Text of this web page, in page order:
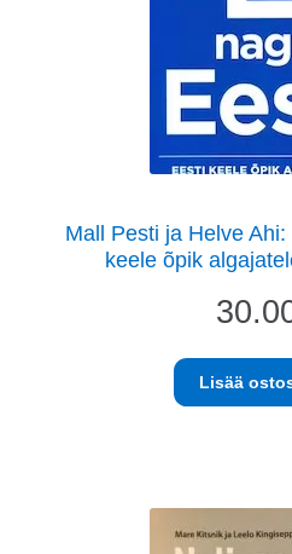
Mall Pesti ja Helve
keele õpik
Lisää